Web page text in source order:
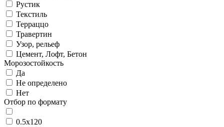
Рустик
Текстиль
Терраццо
Травертин
Узор, рельеф
Цемент, Лофт, Бетон
Морозостойкость
Да
Не определено
Нет
Отбор по формату
0.5x120